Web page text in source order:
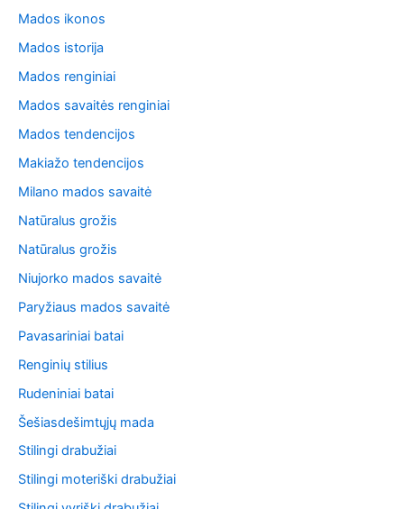
Mados ikonos
Mados istorija
Mados renginiai
Mados savaitės renginiai
Mados tendencijos
Makiažo tendencijos
Milano mados savaitė
Natūralus grožis
Natūralus grožis
Niujorko mados savaitė
Paryžiaus mados savaitė
Pavasariniai batai
Renginių stilius
Rudeniniai batai
Šešiasdešimtųjų mada
Stilingi drabužiai
Stilingi moteriški drabužiai